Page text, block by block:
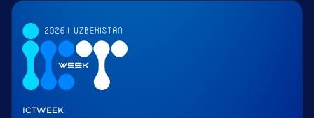
ICTWEEK